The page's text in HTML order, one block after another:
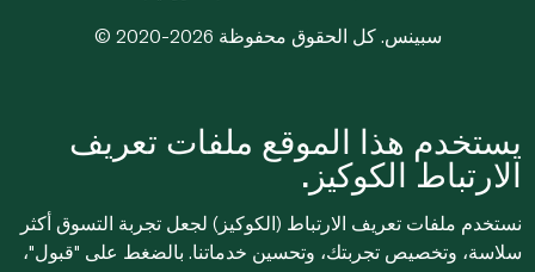
© 2020-2026 سبينس. كل الحقوق محفوظة
يستخدم هذا الموقع ملفات تعريف
الارتباط الكوكيز.
نستخدم ملفات تعريف الارتباط (الكوكيز) لجعل تجربة التسوق أكثر
سلاسة، وتخصيص تجربتك، وتحسين خدماتنا. بالضغط على "قبول"،